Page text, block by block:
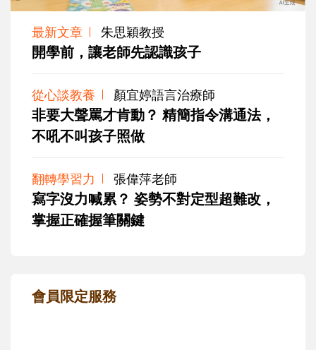
最新文章 朱思穎教授
開學前，讓老師先認識孩子
從心談教養 顏宜婷語言治療師
非要大聲罵才肯動？ 精簡指令溝通法，
不吼不叫孩子照做
翻轉學習力 張偉萍老師
寫字沒力喊累？ 姿勢不對定型超難改，
掌握正確握筆關鍵
會員限定服務